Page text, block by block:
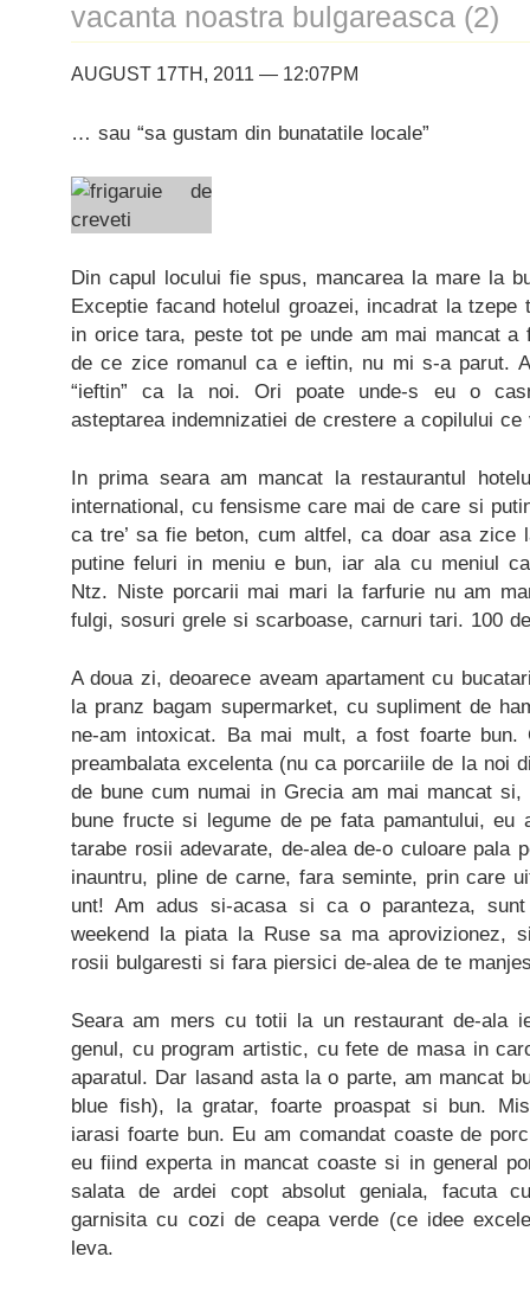
vacanta noastra bulgareasca (2)
AUGUST 17TH, 2011 — 12:07PM
… sau “sa gustam din bunatatile locale”
Din capul locului fie spus, mancarea la mare la
Exceptie facand hotelul groazei, incadrat la
in orice tara, peste tot pe unde am mai mancat a
de ce zice romanul ca e ieftin, nu mi s-a parut.
“ieftin” ca la noi. Ori poate unde-s eu o
asteptarea indemnizatiei de crestere a copilului
In prima seara am mancat la restaurantul
international, cu fensisme care mai de care si
ca tre’ sa fie beton, cum altfel, ca doar asa zice
putine feluri in meniu e bun, iar ala cu meniul
Ntz. Niste porcarii mai mari la farfurie nu am
fulgi, sosuri grele si scarboase, carnuri tari. 100
A doua zi, deoarece aveam apartament cu
la pranz bagam supermarket, cu supliment de
ne-am intoxicat. Ba mai mult, a fost foarte bun.
preambalata excelenta (nu ca porcariile de la noi
de bune cum numai in Grecia am mai mancat
bune fructe si legume de pe fata pamantului, eu
tarabe rosii adevarate, de-alea de-o culoare pala
inauntru, pline de carne, fara seminte, prin care
unt! Am adus si-acasa si ca o paranteza,
weekend la piata la Ruse sa ma aprovizionez,
rosii bulgaresti si fara piersici de-alea de te
Seara am mers cu totii la un restaurant de-ala
genul, cu program artistic, cu fete de masa in
aparatul. Dar lasand asta la o parte, am mancat
blue fish), la gratar, foarte proaspat si bun.
iarasi foarte bun. Eu am comandat coaste de
eu fiind experta in mancat coaste si in general
salata de ardei copt absolut geniala, facuta
garnisita cu cozi de ceapa verde (ce idee
leva.